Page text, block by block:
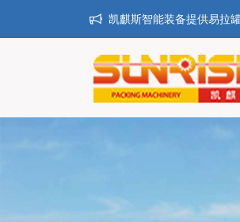
凯麒斯智能装备提供易拉